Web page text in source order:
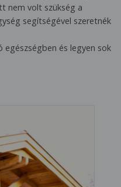
nem volt szükség a
segítségével szeretnék
egészségben és legyen sok